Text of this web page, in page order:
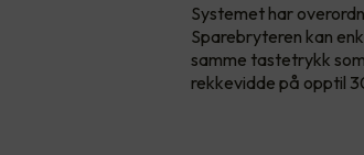
Systemet har
Sparebryteren kan
samme tastetrykk
rekkevidde på opptil